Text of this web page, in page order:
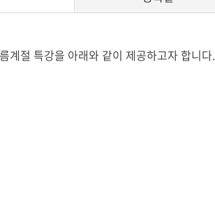
계절 특강을 아래와 같이 제공하고자 합니다.